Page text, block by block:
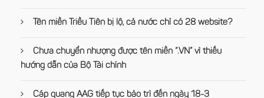
Tên miền Triều Tiên bị lộ, cả nước chỉ có 28 website?
Chưa chuyển nhượng được tên miền “.VN” vì thiếu
hướng dẫn của Bộ Tài chính
Cáp quang AAG tiếp tục bảo trì đến ngày 18-3